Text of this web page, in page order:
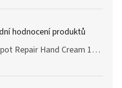
hodnocení produktů
Anti-Spot Repair Hand Cream 100ml Botanic SPA
produktu je 5 z 5 hvězdiček.